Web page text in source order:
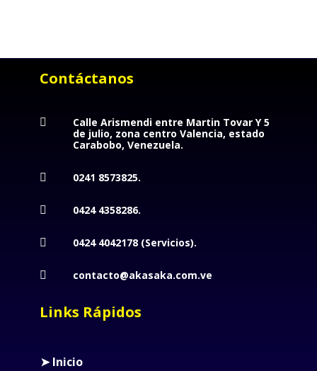
Contáctanos

Calle Arismendi entre Martin Tovar Y 5
de julio, zona centro Valencia, estado
Carabobo, Venezuela.
 0241 8573825.
 0424 4358286.
 0424 4042178 (Servicios).
 contacto@akasaka.com.ve
Links Rápidos
➤ Inicio